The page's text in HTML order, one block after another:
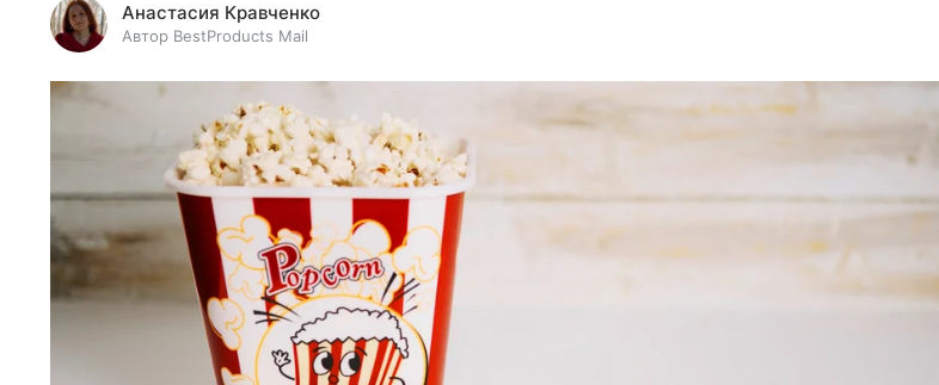
Анастасия Кравченко
Автор BestProducts Mail